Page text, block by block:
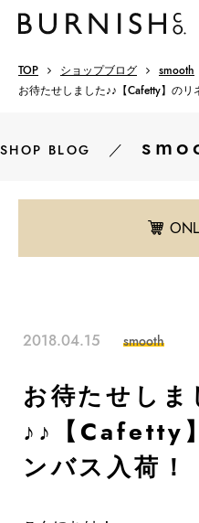
TOP ショップブログ
smooth
お待たせしました♪♪【Cafetty】のリ
SHOP BLOG ／
2018.04.15 smooth
お待たせしま
♪♪【Cafetty
ンバス入荷！